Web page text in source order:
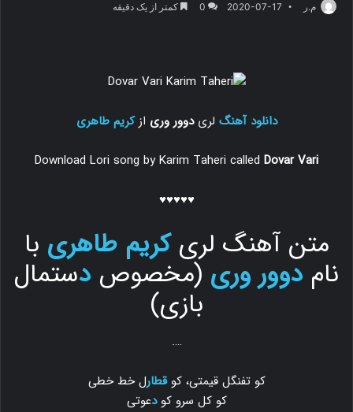
م.ر 2020-07-17
0 کمتر از یک دقیقه
دانلود آهنگ لریدوور وری ازکریم طاهری
Download Lori song by Karim Taheri called Dovar Vari
♥♥♥♥♥
متن آهنگ لریکریم طاهری با
نام دوور وری (مخصوص دستمال
بازی)
….
کو تفنگل قیمتی، کوقطارل خط خطی
کو کل سرو کودعوتی